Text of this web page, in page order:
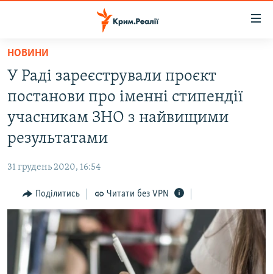
Перейти
основного
матеріалу
до
основної
Перейти
пошуку
ВОДА.КРИМ
ПОГЛЯД
ІНТЕРВ'Ю
ВСЕ ЗА ДЕНЬ
СПЕЦПРОЕКТИ
ДЕПОРТАЦІЯ
ЯК ОБІЙТИ БЛОКУВАННЯ
НОВИНИ
У Раді зареєстрували проєкт
постанови про іменні стипендії
учасникам ЗНО з найвищими
результатами
31 грудень 2020, 16:54
Поділитись Читати без VPN